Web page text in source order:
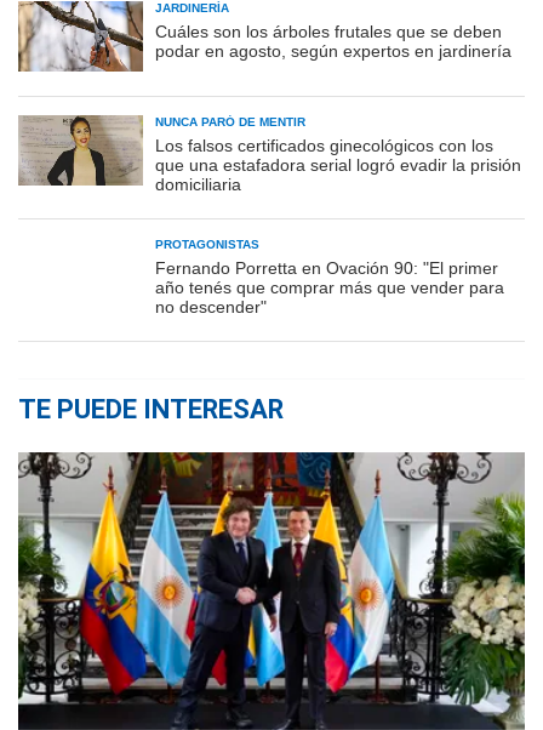
JARDINERÍA
Cuáles son los árboles frutales que se deben
podar en agosto, según expertos en jardinería
NUNCA PARÓ DE MENTIR
Los falsos certificados ginecológicos con los
que una estafadora serial logró evadir la prisión
domiciliaria
PROTAGONISTAS
Fernando Porretta en Ovación 90: "El primer
año tenés que comprar más que vender para
no descender"
TE PUEDE INTERESAR